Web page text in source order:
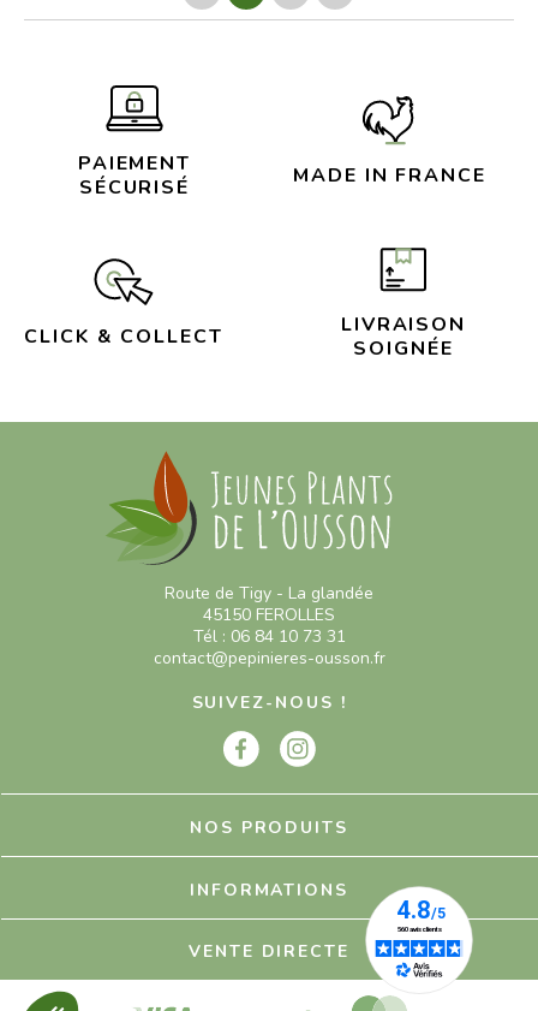
PAIEMENT
SÉCURISÉ
MADE IN FRANCE
CLICK & COLLECT
LIVRAISON
SOIGNÉE
Route de Tigy - La glandée
45150 FEROLLES
Tél : 06 84 10 73 31
contact@pepinieres-ousson.fr
SUIVEZ-NOUS !
NOS PRODUITS
INFORMATIONS
VENTE DIRECTE